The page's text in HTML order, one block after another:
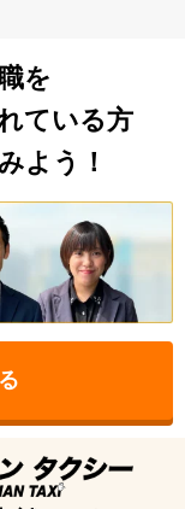
を
ている方
よう！